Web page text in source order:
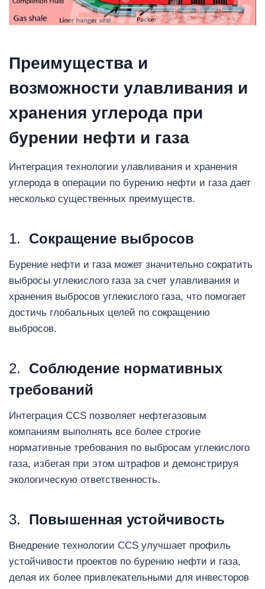
Преимущества и
возможности улавливания и
хранения углерода при
бурении нефти и газа
Интеграция технологии улавливания и хранения
углерода в операции по бурению нефти и газа дает
несколько существенных преимуществ.
1. Сокращение выбросов
Бурение нефти и газа может значительно сократить
выбросы углекислого газа за счет улавливания и
хранения выбросов углекислого газа, что помогает
достичь глобальных целей по сокращению
выбросов.
2. Соблюдение нормативных
требований
Интеграция CCS позволяет нефтегазовым
компаниям выполнять все более строгие
нормативные требования по выбросам углекислого
газа, избегая при этом штрафов и демонстрируя
экологическую ответственность.
3. Повышенная устойчивость
Внедрение технологии CCS улучшает профиль
устойчивости проектов по бурению нефти и газа,
делая их более привлекательными для инвесторов